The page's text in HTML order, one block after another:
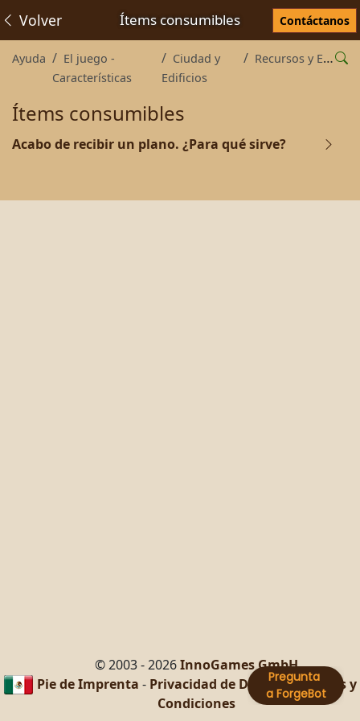
Ítems consumibles
Volver Contáctanos
Ayuda
El juego -
Características
Ciudad y
Edificios
Recursos y Elementos
Ítems consumibles
Acabo de recibir un plano. ¿Para qué sirve?
© 2003 - 2026InnoGames GmbH
Pie de Imprenta - Privacidad de Datos-Términos y
Condiciones